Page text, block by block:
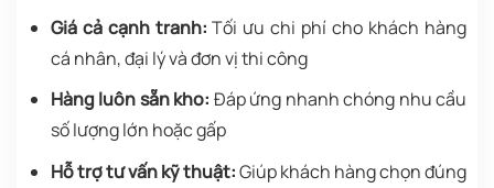
Giá cả cạnh tranh: Tối ưu chi phí cho khách hàng
cá nhân, đại lý và đơn vị thi công
Hàng luôn sẵn kho: Đáp ứng nhanh chóng nhu cầu
số lượng lớn hoặc gấp
Hỗ trợ tư vấn kỹ thuật:Giúp khách hàng chọn đúng